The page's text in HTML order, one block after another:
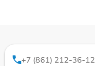
+7 (861) 212-36-12